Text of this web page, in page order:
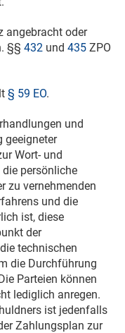
angebracht oder
§§ 432 und 435 ZPO
§ 59 EO.
und
geeigneter
Wort- und
persönliche
zu vernehmenden
und die
ist, diese
der
technischen
die Durchführung
Parteien können
lediglich anregen.
ist jedenfalls
Zahlungsplan zur